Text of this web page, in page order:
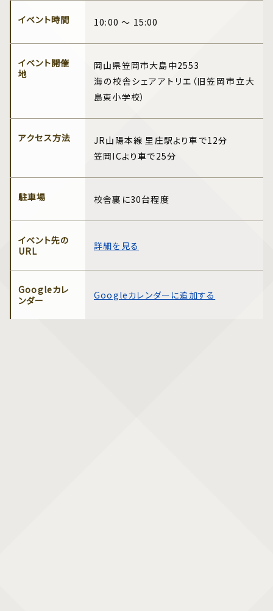
イベント時間 10:00 ～ 15:00
イベント開催
地
岡山県笠岡市大島中2553
海の校舎シェアアトリエ（旧笠岡市立大
島東小学校）
アクセス方法
JR山陽本線 里庄駅より車で12分
笠岡ICより車で25分
駐車場 校舎裏に30台程度
イベント先の
URL
詳細を見る
Googleカレ
ンダー
Googleカレンダーに追加する